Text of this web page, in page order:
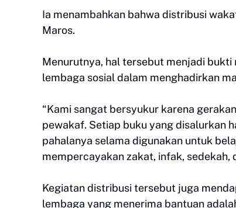
Ia menambahkan bahwa distribusi
Maros.
Menurutnya, hal tersebut menjadi
lembaga sosial dalam menghadirkan
“Kami sangat bersyukur karena
pewakaf. Setiap buku yang disalurkan
pahalanya selama digunakan untuk
mempercayakan zakat, infak, sedekah,
Kegiatan distribusi tersebut juga
lembaga yang menerima bantuan